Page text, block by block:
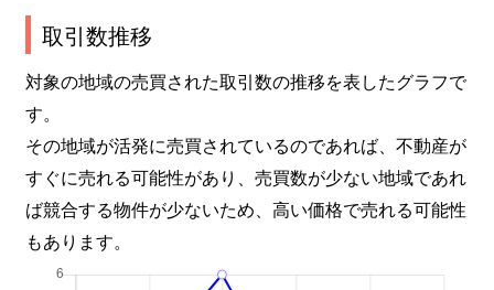
取引数推移
対象の地域の売買された取引数の推移を表したグラフで
す。
その地域が活発に売買されているのであれば、不動産が
すぐに売れる可能性があり、売買数が少ない地域であれ
ば競合する物件が少ないため、高い価格で売れる可能性
もあります。